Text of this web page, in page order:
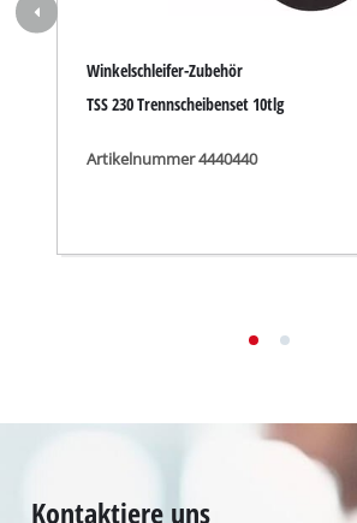
Winkelschleifer-Zubehör
TSS 230 Trennscheibenset 10tlg
Artikelnummer 4440440
Kontaktiere uns